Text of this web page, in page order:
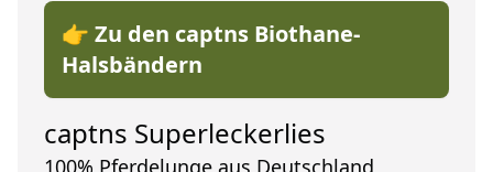
👉 Zu den captns Biothane-
Halsbändern
captns Superleckerlies
100% Pferdelunge aus Deutschland